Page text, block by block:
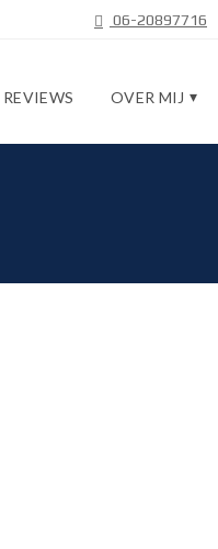
06-20897716
REVIEWS OVER MIJ